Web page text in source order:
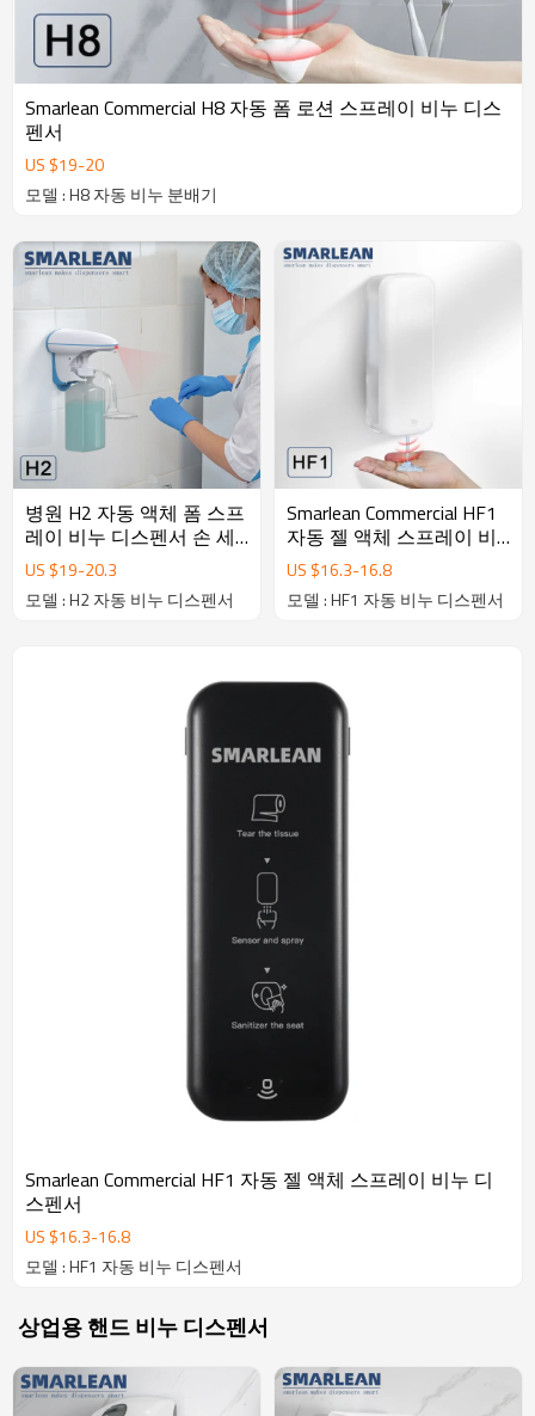
Smarlean Commercial H8 자동 폼 로션 스프레이 비누 디스
펜서
US $19-20
모델 : H8 자동 비누 분배기
병원 H2 자동 액체 폼 스프
레이 비누 디스펜서 손 세
정제 디스펜서
US $19-20.3
모델 : H2 자동 비누 디스펜서
Smarlean Commercial HF1
자동 젤 액체 스프레이 비
누 디스펜서
US $16.3-16.8
모델 : HF1 자동 비누 디스펜서
Smarlean Commercial HF1 자동 젤 액체 스프레이 비누 디
스펜서
US $16.3-16.8
모델 : HF1 자동 비누 디스펜서
상업용 핸드 비누 디스펜서